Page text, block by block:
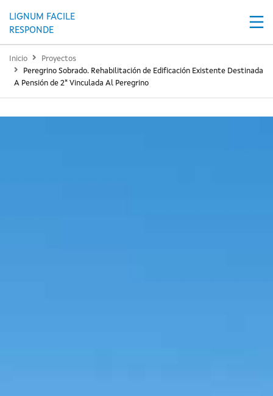
LIGNUM FACILE
RESPONDE
Inicio
Proyectos
Peregrino Sobrado. Rehabilitación de Edificación Existente Destinada
A Pensión de 2* Vinculada Al Peregrino